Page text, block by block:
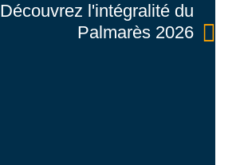
Découvrez l'intégralité du
Palmarès 2026